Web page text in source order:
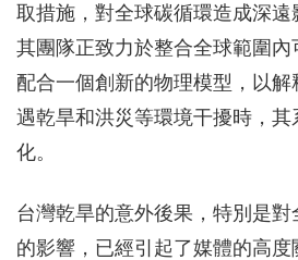
取措施，對全球碳循環造成深遠
其團隊正致力於整合全球範圍
配合一個創新的物理模型，以
遇乾旱和洪災等環境干擾時，
化。
台灣乾旱的意外後果，特別是
的影響，已經引起了媒體的高